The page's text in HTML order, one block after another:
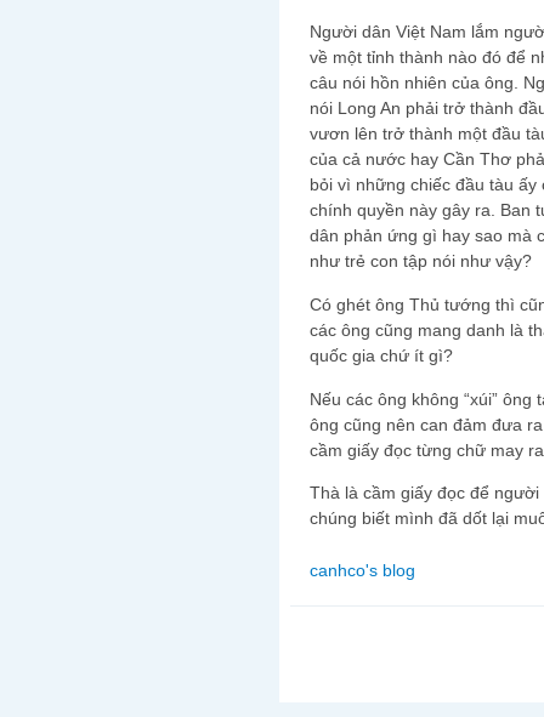
Người dân Việt Nam lắm
về một tỉnh thành nào đó để
câu nói hồn nhiên của ông.
nói Long An phải trở thành
vươn lên trở thành một đầu
của cả nước hay Cần Thơ
bỏi vì những chiếc đầu tàu
chính quyền này gây ra. Ban
dân phản ứng gì hay sao mà
như trẻ con tập nói như vậy?
Có ghét ông Thủ tướng thì
các ông cũng mang danh là
quốc gia chứ ít gì?
Nếu các ông không “xúi”
ông cũng nên can đảm đưa
cầm giấy đọc từng chữ may
Thà là cầm giấy đọc để
chúng biết mình đã dốt lại
canhco's blog